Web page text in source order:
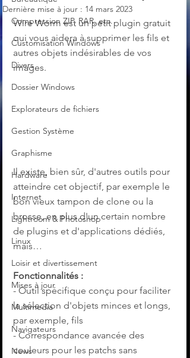
Compression ZIP, RAR, etc.
Customisation Windows
Divers
Dossier Windows
Explorateurs de fichiers
Gestion Système
Graphisme
Hardware
Internet
Lightroom & Photoshop
Linux
Loisir et divertissement
Mises à jour
Multimedia
Navigateurs
News
Dernière mise à jour : 14 mars 2023
Wire Worm est un petit plugin gratuit
qui vous aidera à supprimer les fils et
autres objets indésirables de vos
images.
Il existe, bien sûr, d'autres outils pour
atteindre cet objectif, par exemple le
bon vieux tampon de clone ou la
brosse, en plus d'un certain nombre
de plugins et d'applications dédiés,
mais…
Fonctionnalités :
- Outil spécifique conçu pour faciliter
la sélection d'objets minces et longs,
par exemple, fils
- Correspondance avancée des
couleurs pour les patchs sans